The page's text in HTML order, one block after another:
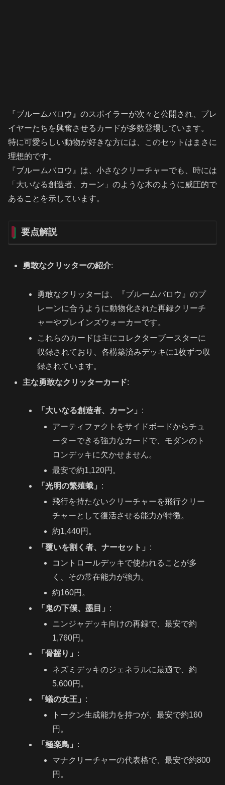
『ブルームバロウ』のスポイラーが次々と公開され、プレ
イヤーたちを興奮させるカードが多数登場しています。
特に可愛らしい動物が好きな方には、このセットはまさに
理想的です。
『ブルームバロウ』は、小さなクリーチャーでも、時には
「大いなる創造者、カーン」のような木のように威圧的で
あることを示しています。
要点解説
勇敢なクリッターの紹介:
勇敢なクリッターは、『ブルームバロウ』のプ
レーンに合うように動物化された再録クリーチ
ャーやプレインズウォーカーです。
これらのカードは主にコレクターブースターに
収録されており、各構築済みデッキに1枚ずつ収
録されています。
主な勇敢なクリッターカード:
「大いなる創造者、カーン」 :
アーティファクトをサイドボードからチュ
ーターできる強力なカードで、モダンのト
ロンデッキに欠かせません。
最安で約1,120円。
「光明の繁殖蛾」 :
飛行を持たないクリーチャーを飛行クリー
チャーとして復活させる能力が特徴。
約1,440円。
「覆いを割く者、ナーセット」 :
コントロールデッキで使われることが多
く、その常在能力が強力。
約160円。
「鬼の下僕、墨目」 :
ニンジャデッキ向けの再録で、最安で約
1,760円。
「骨齧り」 :
ネズミデッキのジェネラルに最適で、約
5,600円。
「蟻の女王」 :
トークン生成能力を持つが、最安で約160
円。
「極楽鳥」 :
マナクリーチャーの代表格で、最安で約800
円。